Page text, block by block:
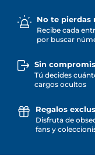
No te pierdas
Recibe cada
por buscar
Sin
Tú decides
cargos ocultos
Regalos
Disfruta de
fans y